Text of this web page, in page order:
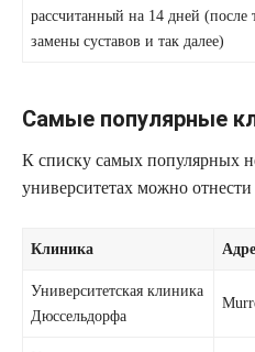
рассчитанный на 14 дней (после
замены суставов и так далее)
Самые популярные
К списку самых популярных
университетах можно
Клиника
Университетская клиника
Дюссельдорфа